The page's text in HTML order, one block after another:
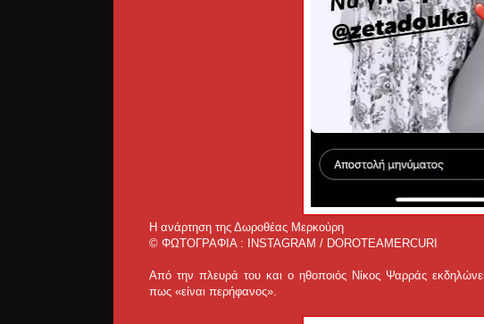
Η ανάρτηση της Δωροθέας Μερκούρη
© ΦΩΤΟΓΡΑΦΙΑ : INSTAGRAM / DOROTEAMERCURI
Aπό την πλευρά του και ο ηθοποιός Νίκος Ψαρράς
πως «είναι περήφανος».